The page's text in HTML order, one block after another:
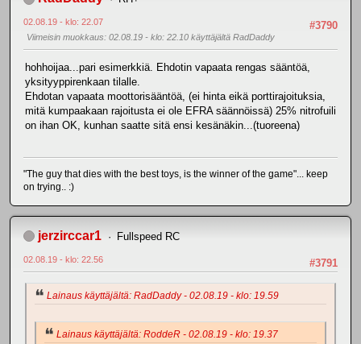
#3790
02.08.19 - klo: 22.07
Viimeisin muokkaus: 02.08.19 - klo: 22.10 käyttäjältä RadDaddy
hohhoijaa...pari esimerkkiä. Ehdotin vapaata rengas sääntöä,
yksityyppirenkaan tilalle.
Ehdotan vapaata moottorisääntöä, (ei hinta eikä porttirajoituksia,
mitä kumpaakaan rajoitusta ei ole EFRA säännöissä) 25% nitrofuili
on ihan OK, kunhan saatte sitä ensi kesänäkin...(tuoreena)
"The guy that dies with the best toys, is the winner of the game"... keep
on trying.. :)
jerzirccar1 Fullspeed RC
#3791
02.08.19 - klo: 22.56
Lainaus käyttäjältä: RadDaddy - 02.08.19 - klo: 19.59
Lainaus käyttäjältä: RoddeR - 02.08.19 - klo: 19.37